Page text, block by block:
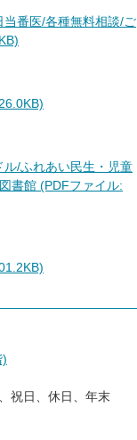
番医/各種無料相談/ご
/ふれあい民生・児童
書館 (PDFファイル:
)
祝日、休日、年末